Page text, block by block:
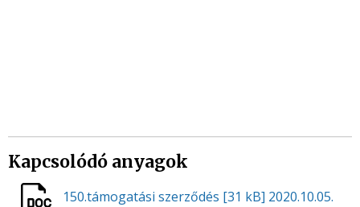
Kapcsolódó anyagok
150.támogatási szerződés [31 kB] 2020.10.05.